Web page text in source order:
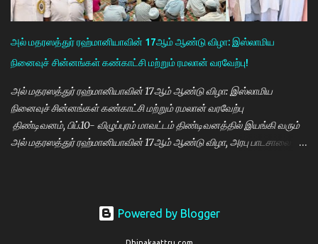
மணிவண்ணன், ஒருங்கிணைப்பாளர் அப்துல்பாசித் மற்றும் சங்க
நிர்வாகிகள் குமரவடிவு, துரைசிங்கம், பிரதீப், அப்துல்ரவுப், பார்த்தசாரதி,
மணிகண்டன், செந்தில்குமார், முஸ்தபா, பிரத...
அல் மதரஸத்துர் ரஹ்மானியாவின் 17ஆம் ஆண்டு விழா: இஸ்லாமிய
நினைவுச் சின்னங்கள் கண்காட்சி மற்றும் ரமலான் வரவேற்பு!
அல் மதரஸத்துர் ரஹ்மானியாவின் 17ஆம் ஆண்டு விழா: இஸ்லாமிய
நினைவுச் சின்னங்கள் கண்காட்சி மற்றும் ரமலான் வரவேற்பு
திண்டிவனம், பிப்.10- விழுப்புரம் மாவட்டம் திண்டிவனத்தில் இயங்கி வரும்
அல் மதரஸத்துர் ரஹ்மானியாவின் 17ஆம் ஆண்டு விழா, அரபு பாடசாலை
சிறப்பாக நடைபெற்றது. விழாவிற்கு புது பள்ளிவாசல் தலைமை இமாம்
Powered by Blogger